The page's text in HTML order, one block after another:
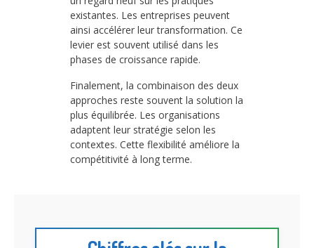
existantes. Les entreprises peuvent
ainsi accélérer leur transformation. Ce
levier est souvent utilisé dans les
phases de croissance rapide.
Finalement, la combinaison des deux
approches reste souvent la solution la
plus équilibrée. Les organisations
adaptent leur stratégie selon les
contextes. Cette flexibilité améliore la
compétitivité à long terme.